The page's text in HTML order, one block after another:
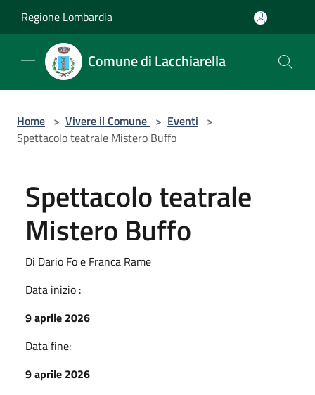
Regione Lombardia
Comune di Lacchiarella
Home > Vivere il Comune > Eventi >
Spettacolo teatrale Mistero Buffo
Spettacolo teatrale
Mistero Buffo
Di Dario Fo e Franca Rame
Data inizio :
9 aprile 2026
Data fine:
9 aprile 2026